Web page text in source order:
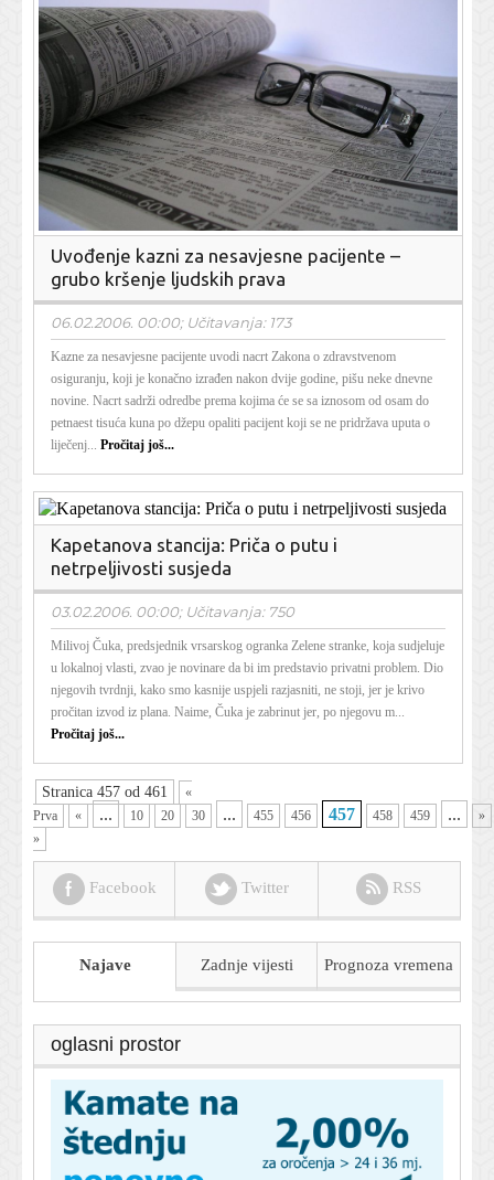
Uvođenje kazni za nesavjesne pacijente –
grubo kršenje ljudskih prava
06.02.2006. 00:00; Učitavanja: 173
Kazne za nesavjesne pacijente uvodi nacrt Zakona o zdravstvenom
osiguranju, koji je konačno izrađen nakon dvije godine, pišu neke dnevne
novine. Nacrt sadrži odredbe prema kojima će se sa iznosom od osam do
petnaest tisuća kuna po džepu opaliti pacijent koji se ne pridržava uputa o
liječenj... Pročitaj još...
Kapetanova stancija: Priča o putu i
netrpeljivosti susjeda
03.02.2006. 00:00; Učitavanja: 750
Milivoj Čuka, predsjednik vrsarskog ogranka Zelene stranke, koja sudjeluje
u lokalnoj vlasti, zvao je novinare da bi im predstavio privatni problem. Dio
njegovih tvrdnji, kako smo kasnije uspjeli razjasniti, ne stoji, jer je krivo
pročitan izvod iz plana. Naime, Čuka je zabrinut jer, po njegovu m...
Pročitaj još...
Stranica 457 od 461
«
Prva
« ... 10 20 30 ... 455 456 457 458 459 ...
»
»
Facebook Twitter RSS
Najave Zadnje vijesti Prognoza vremena
oglasni prostor